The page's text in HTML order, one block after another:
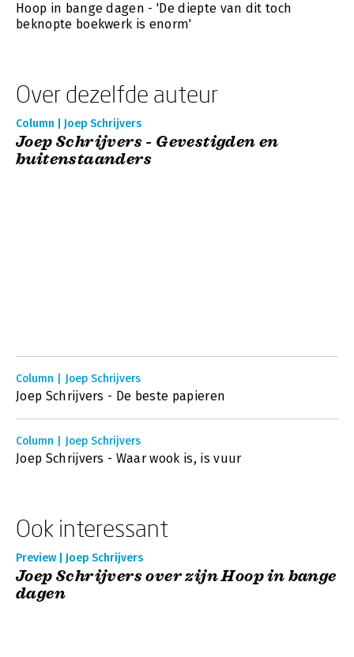
Hoop in bange dagen - 'De diepte van dit toch
beknopte boekwerk is enorm'
Over dezelfde auteur
Column | Joep Schrijvers
Joep Schrijvers - Gevestigden en
buitenstaanders
Column | Joep Schrijvers
Joep Schrijvers - De beste papieren
Column | Joep Schrijvers
Joep Schrijvers - Waar wook is, is vuur
Ook interessant
Preview | Joep Schrijvers
Joep Schrijvers over zijn Hoop in bange
dagen